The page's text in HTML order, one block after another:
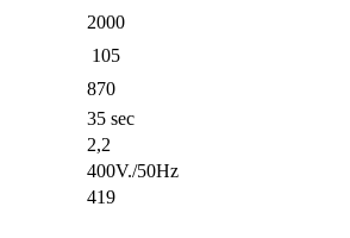
2000
105
870
35 sec
2,2
400V./50Hz
419